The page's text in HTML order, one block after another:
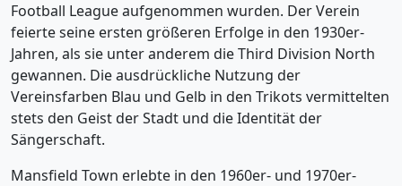
Football League aufgenommen wurden. Der Verein
feierte seine ersten größeren Erfolge in den 1930er-
Jahren, als sie unter anderem die Third Division North
gewannen. Die ausdrückliche Nutzung der
Vereinsfarben Blau und Gelb in den Trikots vermittelten
stets den Geist der Stadt und die Identität der
Sängerschaft.
Mansfield Town erlebte in den 1960er- und 1970er-